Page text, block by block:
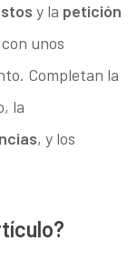
y la petición
unos
Completan la
la
, y los